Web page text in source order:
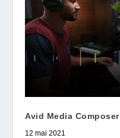
Avid Media Composer
12 mai 2021